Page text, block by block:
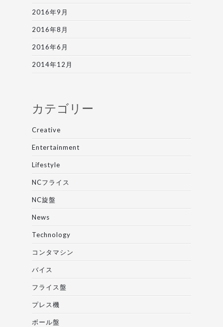
2016年9月
2016年8月
2016年6月
2014年12月
カテゴリー
Creative
Entertainment
Lifestyle
NCフライス
NC旋盤
News
Technology
コンタマシン
バイス
フライス盤
プレス機
ボール盤